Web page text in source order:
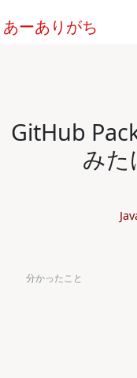
あーありがち
GitHub
みた
分かったこと